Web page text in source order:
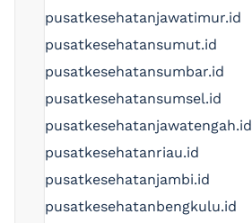
pusatkesehatanjawatimur.id
pusatkesehatansumut.id
pusatkesehatansumbar.id
pusatkesehatansumsel.id
pusatkesehatanjawatengah.id
pusatkesehatanriau.id
pusatkesehatanjambi.id
pusatkesehatanbengkulu.id